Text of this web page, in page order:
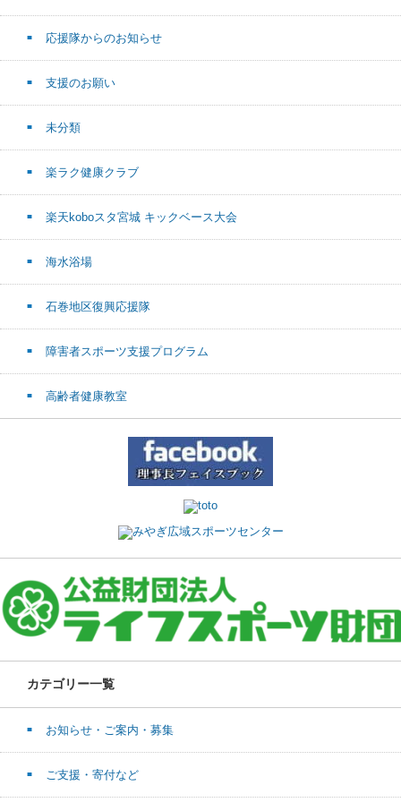
応援隊からのお知らせ
支援のお願い
未分類
楽ラク健康クラブ
楽天koboスタ宮城 キックベース大会
海水浴場
石巻地区復興応援隊
障害者スポーツ支援プログラム
高齢者健康教室
カテゴリー一覧
お知らせ・ご案内・募集
ご支援・寄付など